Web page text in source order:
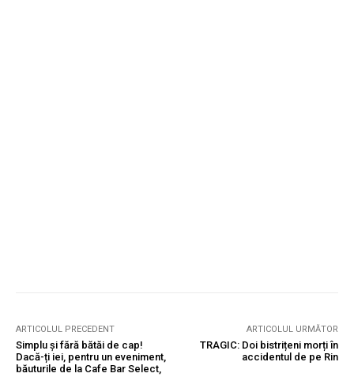
ARTICOLUL PRECEDENT
Simplu și fără bătăi de cap!
Dacă-ți iei, pentru un eveniment,
băuturile de la Cafe Bar Select,
ARTICOLUL URMĂTOR
TRAGIC: Doi bistrițeni morți în
accidentul de pe Rin